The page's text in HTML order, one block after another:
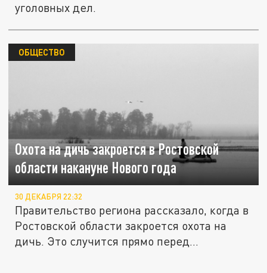
уголовных дел.
Охота на дичь закроется в Ростовской
области накануне Нового года
ОБЩЕСТВО
30 ДЕКАБРЯ 22:32
Правительство региона рассказало, когда в
Ростовской области закроется охота на
дичь. Это случится прямо перед...